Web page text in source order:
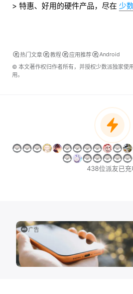
> 特惠、好用的硬件产品，尽在 少
热门文章 教程 应用推荐
Android
© 本文著作权归作者所有，并授权少数派独家使
用。
438位派友已充
广告